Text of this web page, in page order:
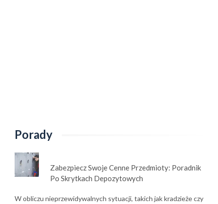
Porady
Zabezpiecz Swoje Cenne Przedmioty: Poradnik
Po Skrytkach Depozytowych
W obliczu nieprzewidywalnych sytuacji, takich jak kradzieże czy